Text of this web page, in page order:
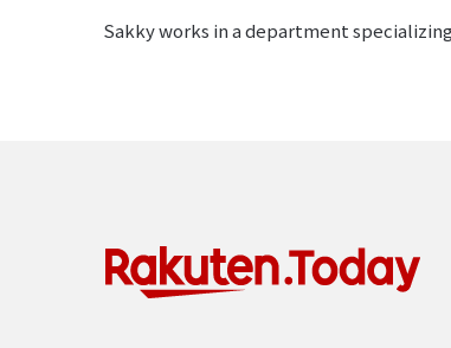
Sakky works in a department